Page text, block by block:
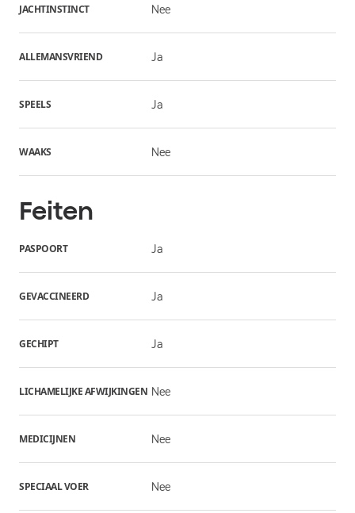
JACHTINSTINCT Nee
ALLEMANSVRIEND Ja
SPEELS Ja
WAAKS Nee
Feiten
PASPOORT Ja
GEVACCINEERD Ja
GECHIPT Ja
LICHAMELIJKE AFWIJKINGEN Nee
MEDICIJNEN Nee
SPECIAAL VOER Nee